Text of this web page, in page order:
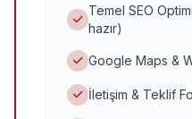
Temel SEO
hazır)
Google Maps &
İletişim & Teklif